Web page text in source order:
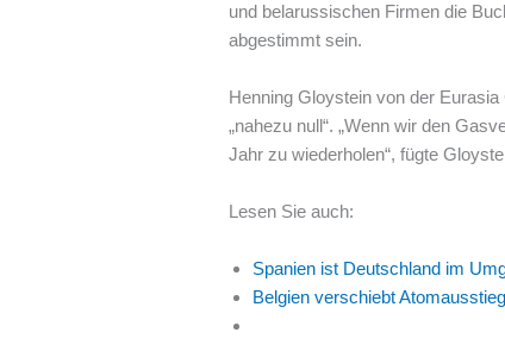
und belarussischen Firmen die
abgestimmt sein.
Henning Gloystein von der
„nahezu null“. „Wenn wir den
Jahr zu wiederholen“, fügte
Lesen Sie auch:
Spanien ist Deutschland im
Belgien verschiebt